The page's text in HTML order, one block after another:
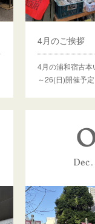
4月のご挨拶
4月の浦和宿古
～26(日)開催予
Dec